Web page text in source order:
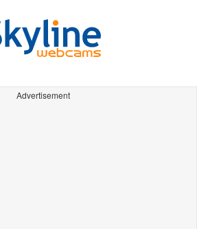
Advertisement